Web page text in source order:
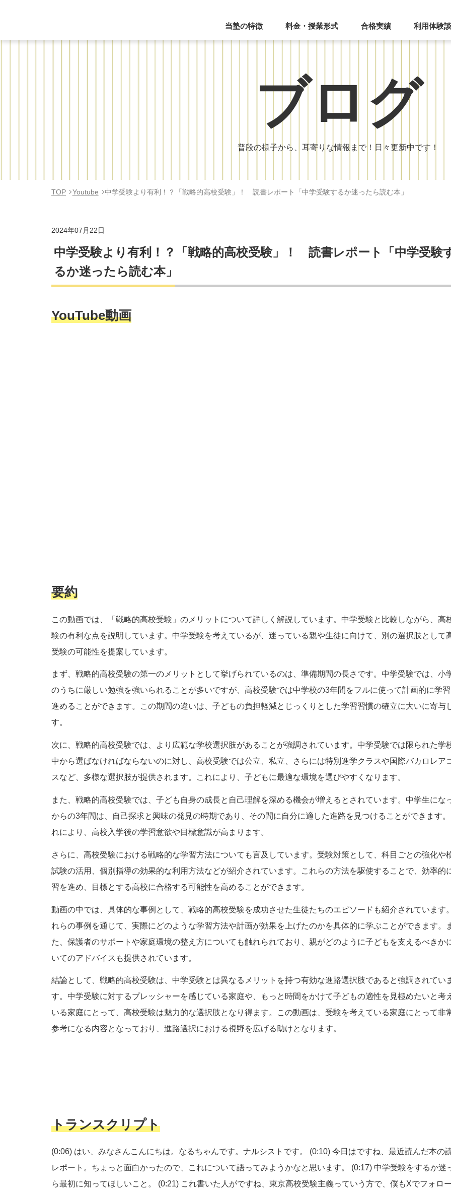
当塾の特徴 料金・授業形式 合格実績 利用体験談
ブログ
普段の様子から、耳寄りな情報まで！日々更新中です！
TOP Youtube 中学受験より有利！？「戦略的高校受験」！ 読書レポート「中学受験するか迷ったら読む本」
2024年07月22日
中学受験より有利！？「戦略的高校受験」！ 読書レポート「中学受験
るか迷ったら読む本」
YouTube動画
要約
この動画では、「戦略的高校受験」のメリットについて詳しく解説しています。中学受験と比較しながら、高
験の有利な点を説明しています。中学受験を考えているが、迷っている親や生徒に向けて、別の選択肢として
受験の可能性を提案しています。
まず、戦略的高校受験の第一のメリットとして挙げられているのは、準備期間の長さです。中学受験では、小
のうちに厳しい勉強を強いられることが多いですが、高校受験では中学校の3年間をフルに使って計画的に学
進めることができます。この期間の違いは、子どもの負担軽減とじっくりとした学習習慣の確立に大いに寄与
す。
次に、戦略的高校受験では、より広範な学校選択肢があることが強調されています。中学受験では限られた学
中から選ばなければならないのに対し、高校受験では公立、私立、さらには特別進学クラスや国際バカロレア
スなど、多様な選択肢が提供されます。これにより、子どもに最適な環境を選びやすくなります。
また、戦略的高校受験では、子ども自身の成長と自己理解を深める機会が増えるとされています。中学生にな
からの3年間は、自己探求と興味の発見の時期であり、その間に自分に適した進路を見つけることができます。
れにより、高校入学後の学習意欲や目標意識が高まります。
さらに、高校受験における戦略的な学習方法についても言及しています。受験対策として、科目ごとの強化や
試験の活用、個別指導の効果的な利用方法などが紹介されています。これらの方法を駆使することで、効率的
習を進め、目標とする高校に合格する可能性を高めることができます。
動画の中では、具体的な事例として、戦略的高校受験を成功させた生徒たちのエピソードも紹介されています
れらの事例を通じて、実際にどのような学習方法や計画が効果を上げたのかを具体的に学ぶことができます。
た、保護者のサポートや家庭環境の整え方についても触れられており、親がどのように子どもを支えるべきか
いてのアドバイスも提供されています。
結論として、戦略的高校受験は、中学受験とは異なるメリットを持つ有効な進路選択肢であると強調されてい
す。中学受験に対するプレッシャーを感じている家庭や、もっと時間をかけて子どもの適性を見極めたいと考
いる家庭にとって、高校受験は魅力的な選択肢となり得ます。この動画は、受験を考えている家庭にとって非
参考になる内容となっており、進路選択における視野を広げる助けとなります。
トランスクリプト
(0:06) はい、みなさんこんにちは。なるちゃんです。ナルシストです。 (0:10) 今日はですね、最近読んだ本の
レポート。ちょっと面白かったので、これについて語ってみようかなと思います。
(0:17) 中学受験をするか迷
ら最初に知ってほしいこと。
(0:21) これ書いた人がですね、東京高校受験主義っていう方で、僕もXでフォロ